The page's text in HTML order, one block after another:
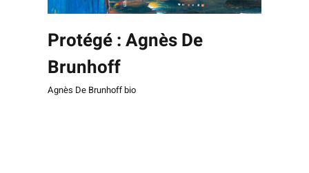
Protégé : Agnès De
Brunhoff
Agnès De Brunhoff bio